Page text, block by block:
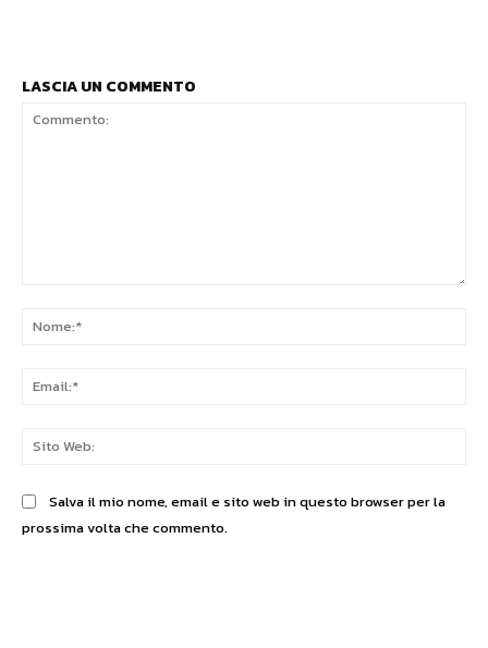
LASCIA UN COMMENTO
Salva il mio nome, email e sito web in questo browser per la
prossima volta che commento.